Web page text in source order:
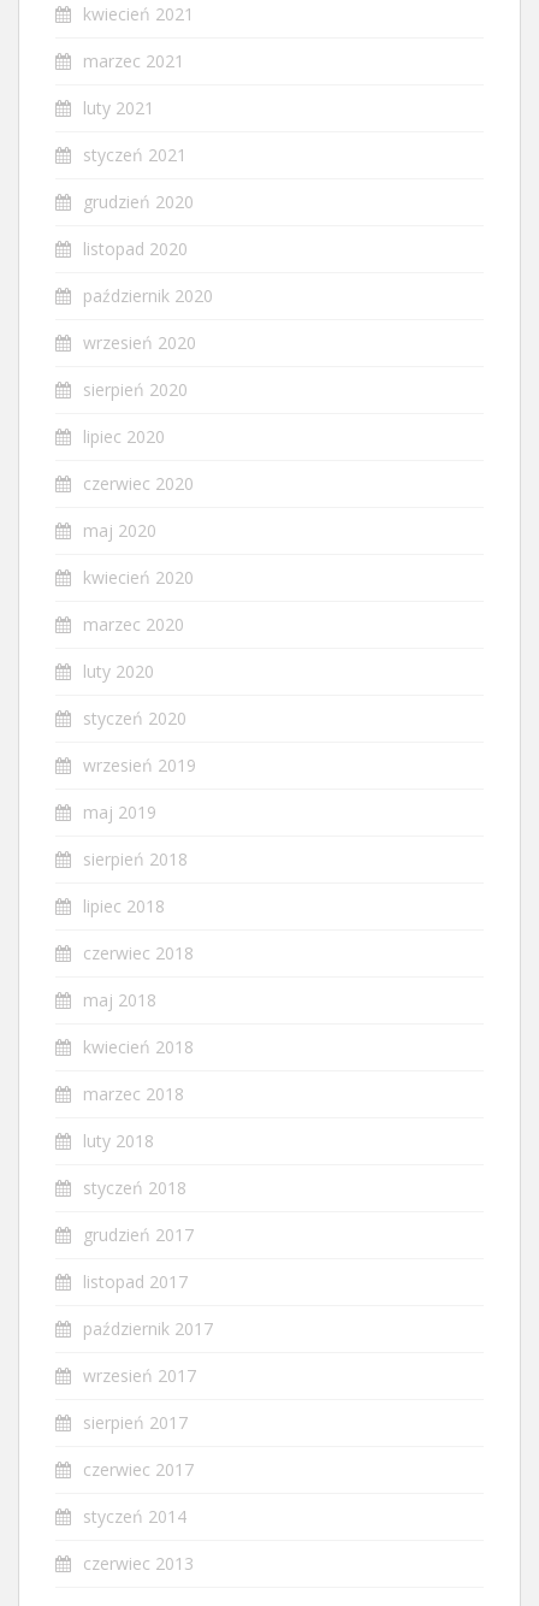
kwiecień 2021
marzec 2021
luty 2021
styczeń 2021
grudzień 2020
listopad 2020
październik 2020
wrzesień 2020
sierpień 2020
lipiec 2020
czerwiec 2020
maj 2020
kwiecień 2020
marzec 2020
luty 2020
styczeń 2020
wrzesień 2019
maj 2019
sierpień 2018
lipiec 2018
czerwiec 2018
maj 2018
kwiecień 2018
marzec 2018
luty 2018
styczeń 2018
grudzień 2017
listopad 2017
październik 2017
wrzesień 2017
sierpień 2017
czerwiec 2017
styczeń 2014
czerwiec 2013